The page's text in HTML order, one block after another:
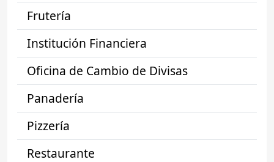
Frutería
Institución Financiera
Oficina de Cambio de Divisas
Panadería
Pizzería
Restaurante